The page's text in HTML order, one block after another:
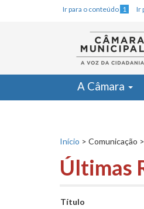
Ir para o conteúdo 1 Ir
A Câmara
Início > Comunicação >
Últimas
Título